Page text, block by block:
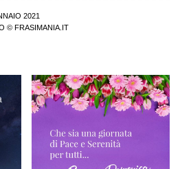
2021
© FRASIMANIA.IT